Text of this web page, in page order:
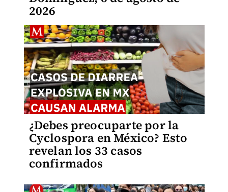
2026
¿Debes preocuparte por la
Cyclospora en México? Esto
revelan los 33 casos
confirmados